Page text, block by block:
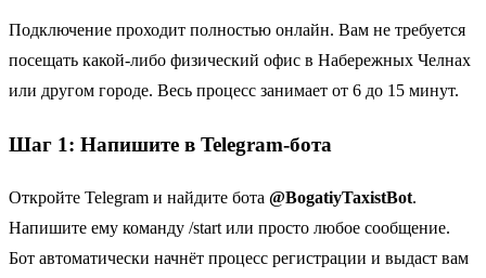
Подключение проходит полностью онлайн. Вам не требуется
посещать какой-либо физический офис в Набережных Челнах
или другом городе. Весь процесс занимает от 6 до 15 минут.
Шаг 1: Напишите в Telegram-бота
Откройте Telegram и найдите бота @BogatiyTaxistBot.
Напишите ему команду /start или просто любое сообщение.
Бот автоматически начнёт процесс регистрации и выдаст вам